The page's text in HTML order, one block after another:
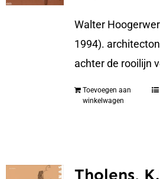
Walter
1994).
achter de rooilijn
Toevoegen aan
winkelwagen
Tholens,